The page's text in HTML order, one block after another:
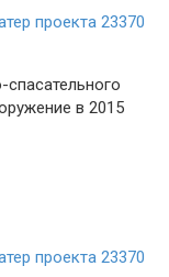
в 2015